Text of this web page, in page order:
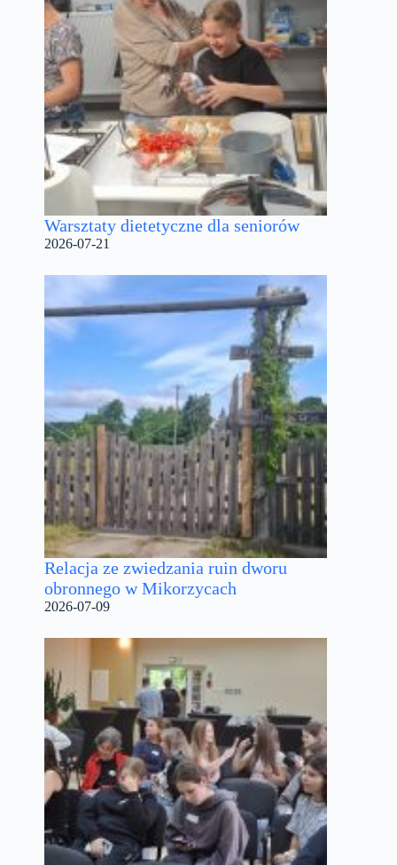
Warsztaty dietetyczne dla seniorów
2026-07-21
Relacja ze zwiedzania ruin dworu
obronnego w Mikorzycach
2026-07-09